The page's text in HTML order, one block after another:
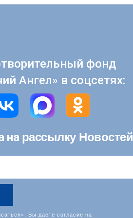
фонд
Ангел» в соцсетях:
на рассылку Новостей
Вы даете согласие на